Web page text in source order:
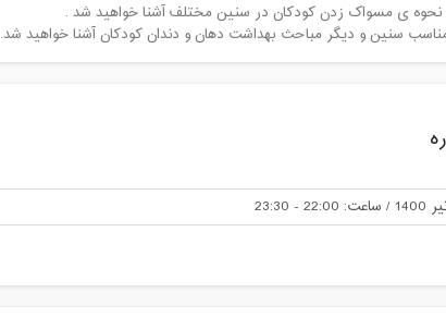
ی مسواک زدن کودکان در سنین مختلف آشنا خواهید شد .
سنین و دیگر مباحث بهداشت دهان و دندان کودکان آشنا خواهید شد.